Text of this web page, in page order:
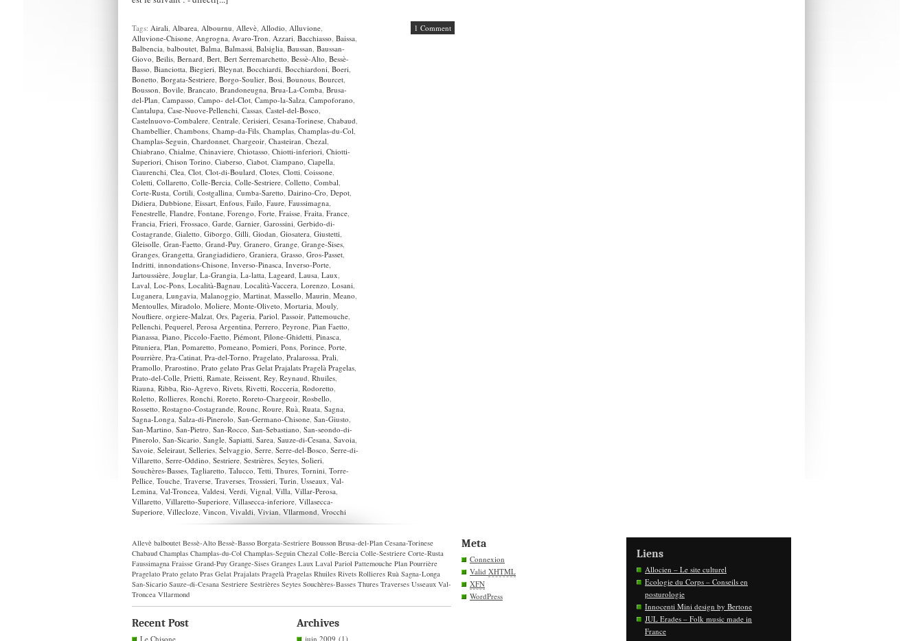
Tags: Airali, Albarea, Albournu, Allevè, Allodio, Alluvione,
Alluvione-Chisone, Angrogna, Avaro-Tron, Azzari, Bacchiasso, Baissa,
Balbencia, balboutet, Balma, Balmassi, Balsiglia, Baussan, Baussan-
Giovo, Beilis, Bernard, Bert, Bert Serremarchetto, Bessè-Alto, Bessè-
Basso, Bianciotta, Biegieri, Bleynat, Bocchiardi, Bocchiardoni, Boeri,
Bonetto, Borgata-Sestriere, Borgo-Soulier, Bosi, Bounous, Bourcet,
Bousson, Bovile, Brancato, Brandoneugna, Brua-La-Comba, Brusa-
del-Plan, Campasso, Campo- del-Clot, Campo-la-Salza, Campoforano,
Cantalupa, Case-Nuove-Pellenchi, Cassas, Castel-del-Bosco,
Castelnuovo-Combalere, Centrale, Cerisieri, Cesana-Torinese, Chabaud,
Chambellier, Chambons, Champ-da-Fils, Champlas, Champlas-du-Col,
Champlas-Seguin, Chardonnet, Chargeoir, Chasteiran, Chezal,
Chiabrano, Chialme, Chinaviere, Chiotasso, Chiotti-inferiori, Chiotti-
Superiori, Chison Torino, Ciaberso, Ciabot, Ciampano, Ciapella,
Ciaurenchi, Clea, Clot, Clot-di-Boulard, Clotes, Clotti, Coissone,
Coletti, Collaretto, Colle-Bercia, Colle-Sestriere, Colletto, Combal,
Corte-Rusta, Cortili, Costgallina, Cumba-Saretto, Dairino-Cro, Depot,
Didiera, Dubbione, Eissart, Enfous, Failo, Faure, Faussimagna,
Fenestrelle, Flandre, Fontane, Forengo, Forte, Fraisse, Fraita, France,
Francia, Frieri, Frossaco, Garde, Garnier, Garossini, Gerbido-di-
Costagrande, Gialetto, Giborgo, Gilli, Giodan, Giosatera, Giustetti,
Gleisolle, Gran-Faetto, Grand-Puy, Granero, Grange, Grange-Sises,
Granges, Grangetta, Grangiadidiero, Graniera, Grasso, Gros-Passet,
Indritti, innondations-Chisone, Inverso-Pinasca, Inverso-Porte,
Jartoussière, Jouglar, La-Grangia, La-latta, Lageard, Lausa, Laux,
Laval, Loc-Pons, Località-Bagnau, Località-Vaccera, Lorenzo, Losani,
Luganera, Lungavia, Malanoggio, Martinat, Massello, Maurin, Meano,
Mentoulles, Miradolo, Moliere, Monte-Oliveto, Mortaria, Mouly,
Noufliere, orgiere-Malzat, Ors, Pageria, Pariol, Passoir, Pattemouche,
Pellenchi, Pequerel, Perosa Argentina, Perrero, Peyrone, Pian Faetto,
Pianassa, Piano, Piccolo-Faetto, Piémont, Pilone-Ghidetti, Pinasca,
Pituniera, Plan, Pomaretto, Pomeano, Pomieri, Pons, Porince, Porte,
Pourrière, Pra-Catinat, Pra-del-Torno, Pragelato, Pralarossa, Prali,
Pramollo, Prarostino, Prato gelato Pras Gelat Prajalats Pragelà Pragelas,
Prato-del-Colle, Prietti, Ramate, Reissent, Rey, Reynaud, Rhuiles,
Riauna, Ribba, Rio-Agrevo, Rivets, Rivetti, Rocceria, Rodoretto,
Roletto, Rollieres, Ronchi, Roreto, Roreto-Chargeoir, Rosbello,
Rossetto, Rostagno-Costagrande, Rounc, Roure, Ruà, Ruata, Sagna,
Sagna-Longa, Salza-di-Pinerolo, San-Germano-Chisone, San-Giusto,
San-Martino, San-Pietro, San-Rocco, San-Sebastiano, San-seondo-di-
Pinerolo, San-Sicario, Sangle, Sapiatti, Sarea, Sauze-di-Cesana, Savoia,
Savoie, Seleiraut, Selleries, Selvaggio, Serre, Serre-del-Bosco, Serre-di-
Villaretto, Serre-Oddino, Sestriere, Sestrières, Seytes, Solieri,
Souchères-Basses, Tagliaretto, Talucco, Tetti, Thures, Tornini, Torre-
Pellice, Touche, Traverse, Traverses, Trossieri, Turin, Usseaux, Val-
Lemina, Val-Troncea, Valdesi, Verdi, Vignal, Villa, Villar-Perosa,
Villaretto, Villaretto-Superiore, Villasecca-inferiore, Villasecca-
Superiore, Villecloze, Vincon, Vivaldi, Vivian, Vllarmond, Vrocchi
1 Comment
Allevè balboutet Bessè-Alto Bessè-Basso Borgata-Sestriere Bousson Brusa-del-Plan Cesana-Torinese
Chabaud Champlas Champlas-du-Col Champlas-Seguin Chezal Colle-Bercia Colle-Sestriere Corte-Rusta
Faussimagna Fraisse Grand-Puy Grange-Sises Granges Laux Laval Pariol Pattemouche Plan Pourrière
Pragelato Prato gelato Pras Gelat Prajalats Pragelà Pragelas Rhuiles Rivets Rollieres Ruà Sagna-Longa
San-Sicario Sauze-di-Cesana Sestriere Sestrières Seytes Souchères-Basses Thures Traverses Usseaux Val-
Troncea Vllarmond
Recent Post
Le Chisone
Archives
juin 2009 (1)
Meta
Connexion
Valid XHTML
XFN
WordPress
Liens
Allocien – Le site culturel
Ecologie du Corps – Conseils en
posturologie
Innocenti Mini design by Bertone
JUL Erades – Folk music made in
France